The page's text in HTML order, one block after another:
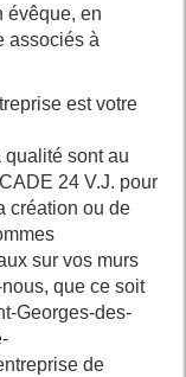
évêque, en
associés à
est votre
qualité sont au
24 V.J. pour
création ou de
sur vos murs
que ce soit
Georges-des-
de